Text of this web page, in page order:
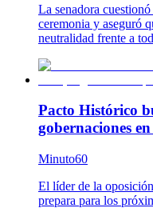
La senadora
ceremonia y aseguró
neutralidad frente a
Pacto Histórico
gobernaciones
Minuto60
El líder de la
prepara para los